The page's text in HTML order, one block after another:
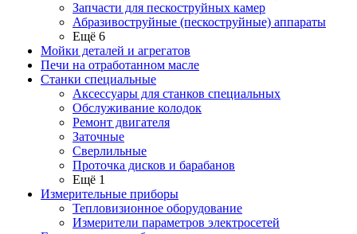
Запчасти для пескоструйных камер
Абразивоструйные (пескоструйные) аппараты
Ещё 6
Мойки деталей и агрегатов
Печи на отработанном масле
Станки специальные
Аксессуары для станков специальных
Обслуживание колодок
Ремонт двигателя
Заточные
Сверлильные
Проточка дисков и барабанов
Ещё 1
Измерительные приборы
Тепловизионное оборудование
Измерители параметров электросетей